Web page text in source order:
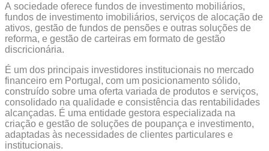
A sociedade oferece fundos de investimento mobiliários,
fundos de investimento imobiliários, serviços de alocação de
ativos, gestão de fundos de pensões e outras soluções de
reforma, e gestão de carteiras em formato de gestão
discricionária.
É um dos principais investidores institucionais no mercado
financeiro em Portugal, com um posicionamento sólido,
construído sobre uma oferta variada de produtos e serviços,
consolidado na qualidade e consistência das rentabilidades
alcançadas. É uma entidade gestora especializada na
criação e gestão de soluções de poupança e investimento,
adaptadas às necessidades de clientes particulares e
institucionais.